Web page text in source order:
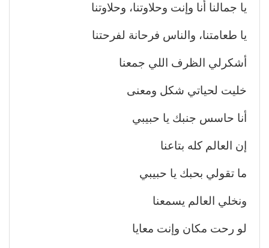
يا جمالنا أنا وإنت وحلاوتنا، وحلاوتنا
يا طعامتنا، والناس فرحانة لفرحتنا
أشكرلي الظرف اللي جمعنا
خليت لحياتي شكل ومعنى
أنا حاسس جنبك يا حبيبي
إن العالم كله بتاعنا
ما تقولي بحبك يا حبيبي
ونخلي العالم يسمعنا
لو رحت مكان وإنت معايا